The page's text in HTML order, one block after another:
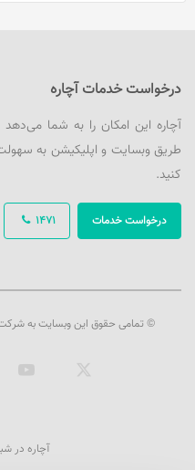
درخواست خدمات آچاره
آچاره این امکان را به شما
طریق وبسایت و اپلیکیشن به
کنید.
1471 درخواست خدمات
© تمامی حقوق این وبسایت به شرکت
آچاره در